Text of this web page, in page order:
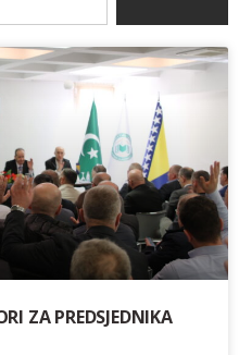
ZA PREDSJEDNIKA